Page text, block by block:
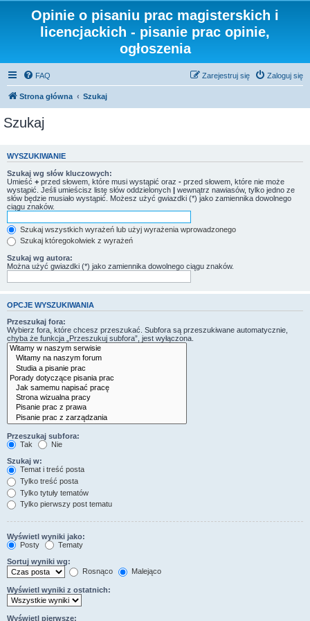
Opinie o pisaniu prac magisterskich i
licencjackich - pisanie prac opinie,
ogłoszenia
FAQ Zaloguj się
Zarejestruj się
Strona główna Szukaj
Szukaj
WYSZUKIWANIE
Szukaj wg słów kluczowych:
Umieść + przed słowem, które musi wystąpić oraz - przed słowem, które nie może
wystąpić. Jeśli umieścisz listę słów oddzielonych | wewnątrz nawiasów, tylko jedno ze
słów będzie musiało wystąpić. Możesz użyć gwiazdki (*) jako zamiennika dowolnego
ciągu znaków.
Szukaj wszystkich wyrażeń lub użyj wyrażenia wprowadzonego
Szukaj któregokolwiek z wyrażeń
Szukaj wg autora:
Można użyć gwiazdki (*) jako zamiennika dowolnego ciągu znaków.
OPCJE WYSZUKIWANIA
Przeszukaj fora:
Wybierz fora, które chcesz przeszukać. Subfora są przeszukiwane automatycznie,
chyba że funkcja „Przeszukuj subfora”, jest wyłączona.
Przeszukaj subfora:
Tak
Nie
Szukaj w:
Temat i treść posta
Tylko treść posta
Tylko tytuły tematów
Tylko pierwszy post tematu
Wyświetl wyniki jako:
Posty
Tematy
Sortuj wyniki wg:
Rosnąco
Malejąco
Wyświetl wyniki z ostatnich:
Wyświetl pierwsze: